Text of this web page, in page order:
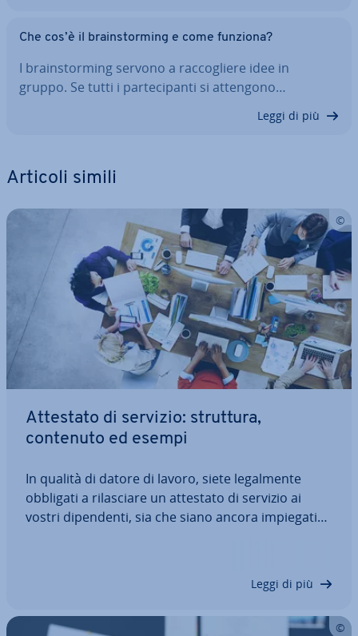
Che cos’è il brain­stor­ming e come funziona?
I brain­stor­ming servono a rac­co­glie­re idee in
gruppo. Se tutti i par­te­ci­pan­ti si attengono…
Leggi di più
Articoli simili
Attestato di servizio: struttura,
contenuto ed esempi
In qualità di datore di lavoro, siete le­gal­men­te
obbligati a ri­la­scia­re un attestato di servizio ai
vostri di­pen­den­ti, sia che siano ancora impiegati
Leggi di più